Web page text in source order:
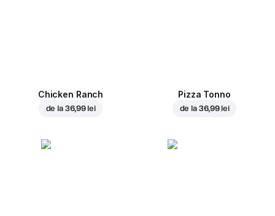
Chicken Ranch
de la 36,99 lei
Pizza Tonno
de la 36,99 lei